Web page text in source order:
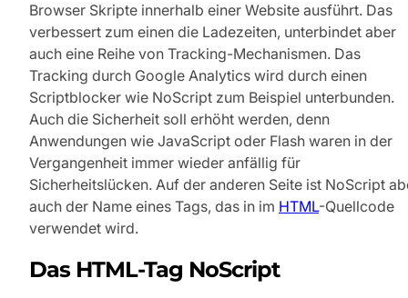
Browser Skripte innerhalb einer Website ausführt. Das
verbessert zum einen die Ladezeiten, unterbindet aber
auch eine Reihe von Tracking-Mechanismen. Das
Tracking durch Google Analytics wird durch einen
Scriptblocker wie NoScript zum Beispiel unterbunden.
Auch die Sicherheit soll erhöht werden, denn
Anwendungen wie JavaScript oder Flash waren in der
Vergangenheit immer wieder anfällig für
Sicherheitslücken. Auf der anderen Seite ist NoScript
auch der Name eines Tags, das in im HTML-Quellcode
verwendet wird.
Das HTML-Tag NoScript